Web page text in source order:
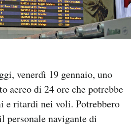
venerdì 19 gennaio, uno
aereo di 24 ore che potrebbe
e ritardi nei voli. Potrebbero
personale navigante di